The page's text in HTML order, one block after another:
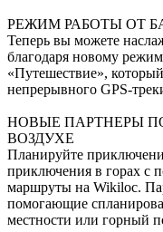
РЕЖИМ РАБОТЫ ОТ
Теперь вы можете
благодаря новому
«Путешествие»,
непрерывного GPS-
НОВЫЕ ПАРТНЕРЫ
ВОЗДУХЕ
Планируйте
приключения в горах с
маршруты на Wikiloc.
помогающие
местности или горный